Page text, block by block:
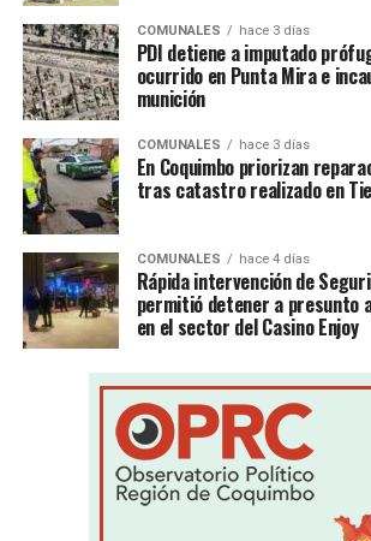
COMUNALES hace 3 días
PDI detiene a imputado
ocurrido en Punta Mira e
munición
COMUNALES hace 3 días
En Coquimbo priorizan
tras catastro realizado en
COMUNALES hace 4 días
Rápida intervención de
permitió detener a presunto
en el sector del Casino Enjoy